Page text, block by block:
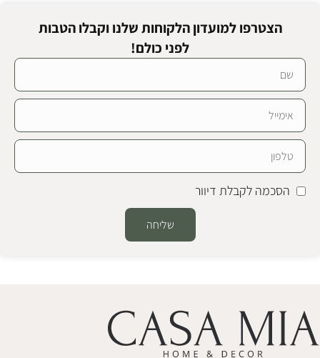
הצטרפו למועדון הלקוחות שלנו וקבלו הטבות
לפני כולם!
הסכמה לקבלת דיוור
שליחה